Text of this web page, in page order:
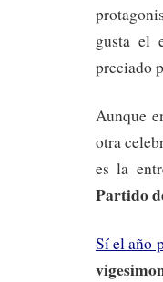
gusta el
preciado
Aunque
otra
es la
Partido
Sí el año